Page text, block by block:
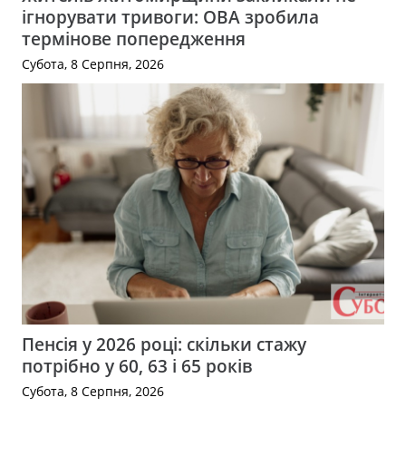
ігнорувати тривоги: ОВА зробила
термінове попередження
Субота, 8 Серпня, 2026
Пенсія у 2026 році: скільки стажу
потрібно у 60, 63 і 65 років
Субота, 8 Серпня, 2026